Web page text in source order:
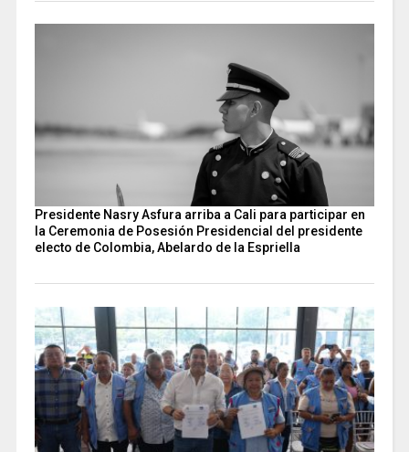
Presidente Nasry Asfura arriba a Cali para participar en
la Ceremonia de Posesión Presidencial del presidente
electo de Colombia, Abelardo de la Espriella